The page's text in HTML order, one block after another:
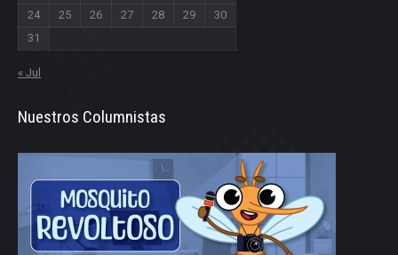
24
25 26 27 28 29
30
31
« Jul
Nuestros Columnistas